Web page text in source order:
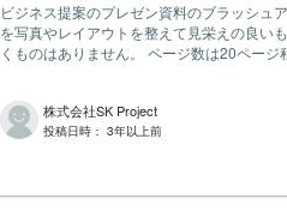
ビジネス提案のプレゼン資料のブラッシュアップになります。 すで
を写真やレイアウトを整えて見栄えの良い
くものはありません。 ページ数は20ページ程度です。 内容はインターネットメディアのリニュー
株式会社SK Project
投稿日時： 3年以上前